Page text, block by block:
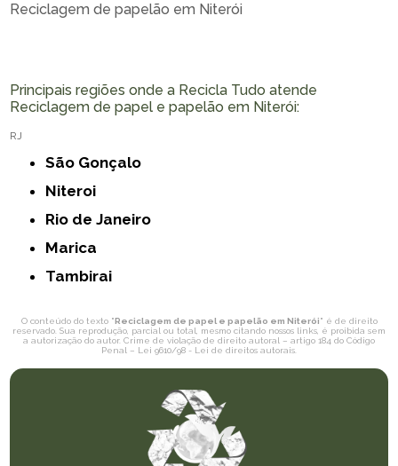
Reciclagem de papelão em Niterói
Principais regiões onde a Recicla Tudo atende
Reciclagem de papel e papelão em Niterói:
RJ
São Gonçalo
Niteroi
Rio de Janeiro
Marica
Tambirai
O conteúdo do texto "Reciclagem de papel e papelão em Niterói" é de direito
reservado. Sua reprodução, parcial ou total, mesmo citando nossos links, é proibida sem
a autorização do autor. Crime de violação de direito autoral – artigo 184 do Código
Penal – Lei 9610/98 - Lei de direitos autorais